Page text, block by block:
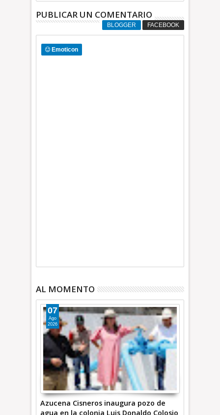
PUBLICAR UN COMENTARIO
BLOGGER FACEBOOK
Emoticon
AL MOMENTO
Azucena Cisneros inaugura pozo de
agua en la colonia Luis Donaldo Colosio
07
Ago
2026